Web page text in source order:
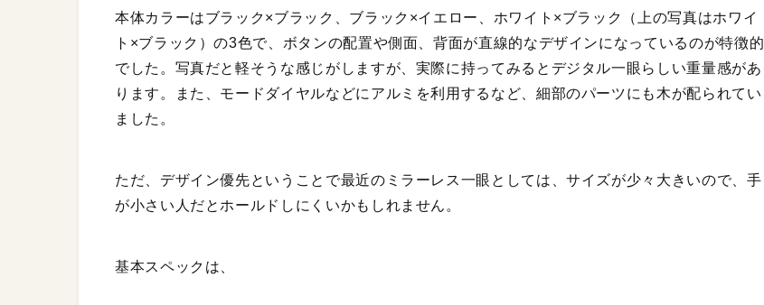
本体カラーはブラック×ブラック、ブラック×イエロー、ホワイト×ブラック（上の写真はホワイ
ト×ブラック）の3色で、ボタンの配置や側面、背面が直線的なデザインになっているのが特徴的
でした。写真だと軽そうな感じがしますが、実際に持ってみるとデジタル一眼らしい重量感があ
ります。また、モードダイヤルなどにアルミを利用するなど、細部のパーツにも木が配られてい
ました。
ただ、デザイン優先ということで最近のミラーレス一眼としては、サイズが少々大きいので、手
が小さい人だとホールドしにくいかもしれません。
基本スペックは、